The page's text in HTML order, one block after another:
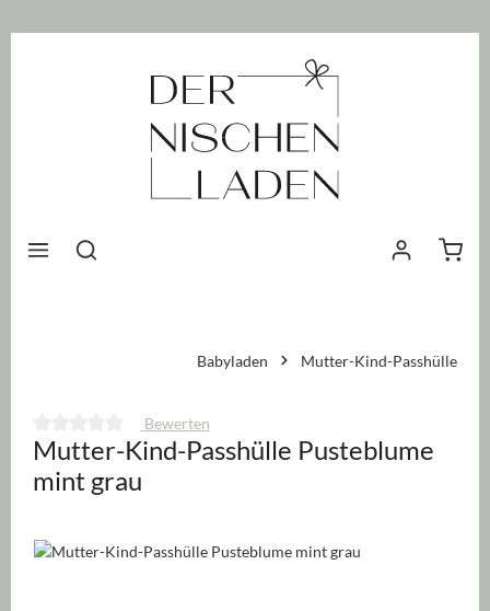
Babyladen Mutter-Kind-Passhülle
Durchschnittliche Bewertung von 0 von 5 Sternen
Bewerten
Mutter-Kind-Passhülle Pusteblume
mint grau
Bildergalerie überspringen